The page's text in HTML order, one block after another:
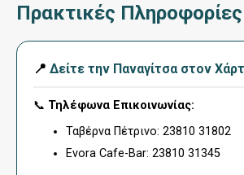
Πρακτικές Πληροφορίες
📍 Δείτε την Παναγίτσα στον
📞 Τηλέφωνα Επικοινωνίας:
Ταβέρνα Πέτρινο: 23810 31802
Evora Cafe-Bar: 23810 31345